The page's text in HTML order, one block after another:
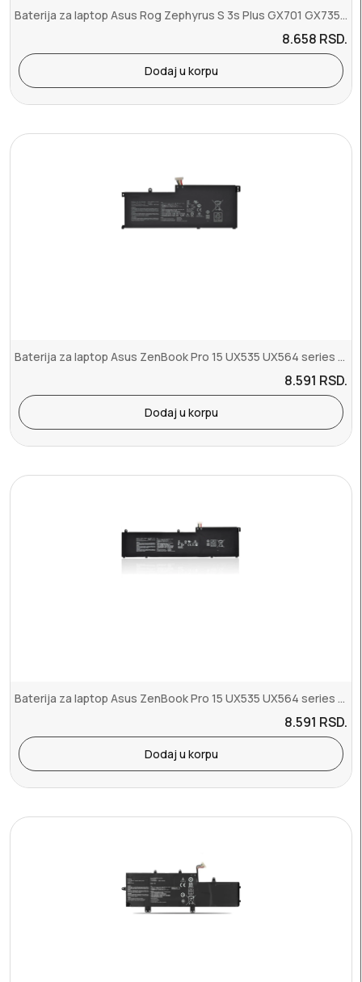
Baterija za laptop Asus Rog Zephyrus S 3s Plus GX701 GX735 series C...
8.658 RSD.
Dodaj u korpu
Baterija za laptop Asus ZenBook Pro 15 UX535 UX564 series kraca
8.591 RSD.
Dodaj u korpu
Baterija za laptop Asus ZenBook Pro 15 UX535 UX564 series duza
8.591 RSD.
Dodaj u korpu